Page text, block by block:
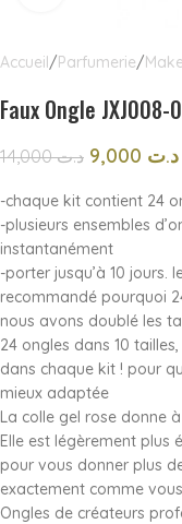
Accueil Parfumerie
Faux Ongle
د.ت14,000 د.ت
-chaque kit contient 24
-plusieurs ensembles
instantanément
-porter jusqu’à 10 jours.
recommandé pourquoi
nous avons doublé les
24 ongles dans 10
dans chaque kit ! pour
mieux adaptée
La colle gel rose donne
Elle est légèrement plus
pour vous donner plus
exactement comme
Ongles de créateurs